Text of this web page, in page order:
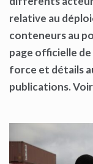
relative au
conteneurs au
page officielle
force et détails
publications.